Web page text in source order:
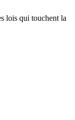
lois qui touchent la